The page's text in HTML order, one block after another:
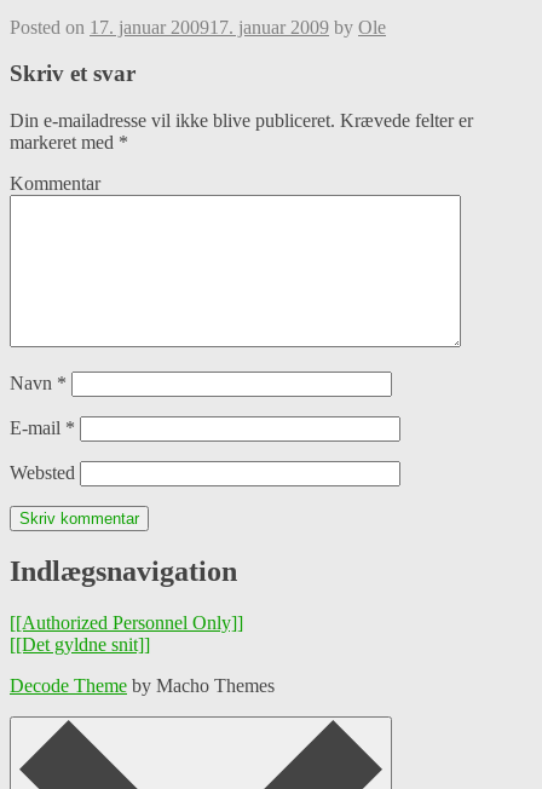
Posted on 17. januar 200917. januar 2009 by Ole
Skriv et svar
Din e-mailadresse vil ikke blive publiceret. Krævede felter er
markeret med *
Kommentar
Navn *
E-mail *
Websted
Indlægsnavigation
[[Authorized Personnel Only]]
[[Det gyldne snit]]
Decode Theme by Macho Themes